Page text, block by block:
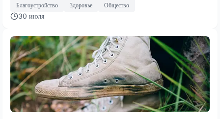
Благоустройство Здоровье Общество
30 июля